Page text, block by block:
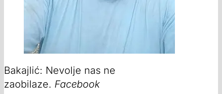
Bakajlić: Nevolje nas ne
zaobilaze. Facebook